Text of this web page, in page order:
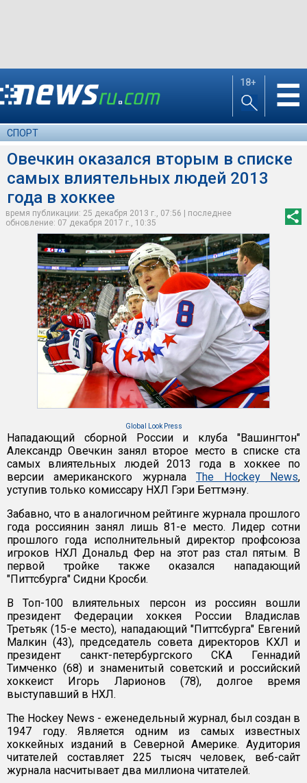
18+ ☰
СПОРТ
Овечкин оказался вторым в списке
самых влиятельных людей 2013
года в хоккее
время публикации: 25 декабря 2013 г., 07:56 | последнее
обновление: 07 декабря 2017 г., 10:35
Global Look Press
Нападающий сборной России и клуба "Вашингтон"
Александр Овечкин занял второе место в списке ста
самых влиятельных людей 2013 года в хоккее по
версии американского журналаThe Hockey News,
уступив только комиссару НХЛ Гэри Беттмэну.
Забавно, что в аналогичном рейтинге журнала прошлого
года россиянин занял лишь 81-е место. Лидер сотни
прошлого года исполнительный директор профсоюза
игроков НХЛ Дональд Фер на этот раз стал пятым. В
первой тройке также оказался нападающий
"Питтсбурга" Сидни Кросби.
В Топ-100 влиятельных персон из россиян вошли
президент Федерации хоккея России Владислав
Третьяк (15-е место), нападающий "Питтсбурга" Евгений
Малкин (43), председатель совета директоров КХЛ и
президент санкт-петербургского СКА Геннадий
Тимченко (68) и знаменитый советский и российский
хоккеист Игорь Ларионов (78), долгое время
выступавший в НХЛ.
The Hockey News - еженедельный журнал, был создан в
1947 году. Является одним из самых известных
хоккейных изданий в Северной Америке. Аудитория
читателей составляет 225 тысяч человек, веб-сайт
журнала насчитывает два миллиона читателей.